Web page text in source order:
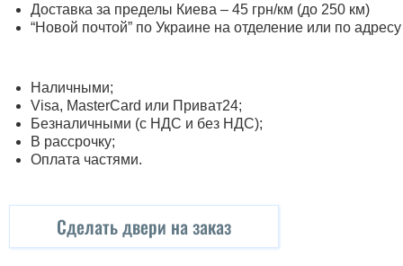
Доставка за пределы Киева – 45 грн/км (до 250 км)
“Новой почтой” по Украине на отделение или по адресу
Наличными;
Visa, MasterСard или Приват24;
Безналичными (с НДС и без НДС);
В рассрочку;
Оплата частями.
Сделать двери на заказ